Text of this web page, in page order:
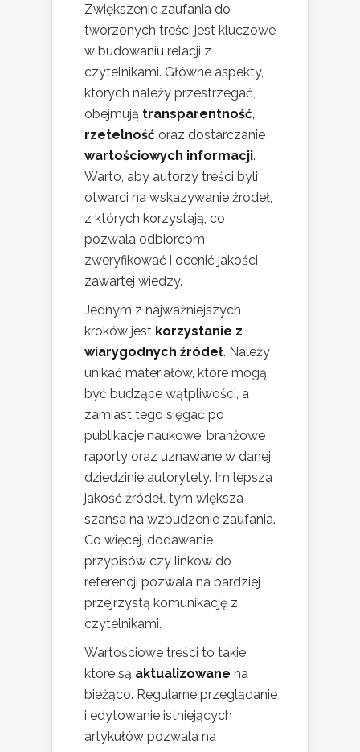
Zwiększenie zaufania do
tworzonych treści jest kluczowe
w budowaniu relacji z
czytelnikami. Główne aspekty,
których należy przestrzegać,
obejmują transparentność
rzetelność oraz dostarczanie
wartościowych informacji.
Warto, aby autorzy treści byli
otwarci na wskazywanie źródeł,
z których korzystają, co
pozwala odbiorcom
zweryfikować i ocenić jakości
zawartej wiedzy.
Jednym z najważniejszych
kroków jest korzystanie z
wiarygodnych źródeł. Należy
unikać materiałów, które mogą
być budzące wątpliwości, a
zamiast tego sięgać po
publikacje naukowe, branżowe
raporty oraz uznawane w danej
dziedzinie autorytety. Im lepsza
jakość źródeł, tym większa
szansa na wzbudzenie zaufania.
Co więcej, dodawanie
przypisów czy linków do
referencji pozwala na bardziej
przejrzystą komunikację z
czytelnikami.
Wartościowe treści to takie,
które są aktualizowane na
bieżąco. Regularne przeglądanie
i edytowanie istniejących
artykułów pozwala na